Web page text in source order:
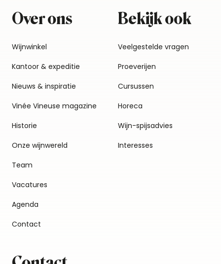
Over ons
Wijnwinkel
Kantoor & expeditie
Nieuws & inspiratie
Vinée Vineuse magazine
Historie
Onze wijnwereld
Team
Vacatures
Agenda
Contact
Bekijk ook
Veelgestelde vragen
Proeverijen
Cursussen
Horeca
Wijn-spijsadvies
Interesses